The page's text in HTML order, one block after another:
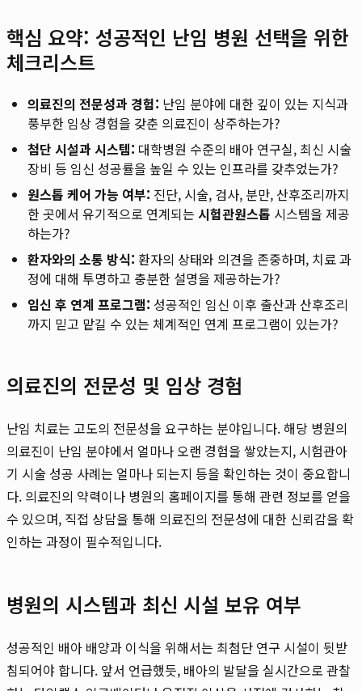
핵심 요약: 성공적인 난임 병원 선택을 위한
체크리스트
의료진의 전문성과 경험: 난임 분야에 대한 깊이 있는 지식과
풍부한 임상 경험을 갖춘 의료진이 상주하는가?
첨단 시설과 시스템: 대학병원 수준의 배아 연구실, 최신 시술
장비 등 임신 성공률을 높일 수 있는 인프라를 갖추었는가?
원스톱 케어 가능 여부: 진단, 시술, 검사, 분만, 산후조리까지
한 곳에서 유기적으로 연계되는 시험관원스톱 시스템을 제공
하는가?
환자와의 소통 방식: 환자의 상태와 의견을 존중하며, 치료 과
정에 대해 투명하고 충분한 설명을 제공하는가?
임신 후 연계 프로그램: 성공적인 임신 이후 출산과 산후조리
까지 믿고 맡길 수 있는 체계적인 연계 프로그램이 있는가?
의료진의 전문성 및 임상 경험
난임 치료는 고도의 전문성을 요구하는 분야입니다. 해당 병원의
의료진이 난임 분야에서 얼마나 오랜 경험을 쌓았는지, 시험관아
기 시술 성공 사례는 얼마나 되는지 등을 확인하는 것이 중요합니
다. 의료진의 약력이나 병원의 홈페이지를 통해 관련 정보를 얻을
수 있으며, 직접 상담을 통해 의료진의 전문성에 대한 신뢰감을 확
인하는 과정이 필수적입니다.
병원의 시스템과 최신 시설 보유 여부
성공적인 배아 배양과 이식을 위해서는 최첨단 연구 시설이 뒷받
침되어야 합니다. 앞서 언급했듯, 배아의 발달을 실시간으로 관찰